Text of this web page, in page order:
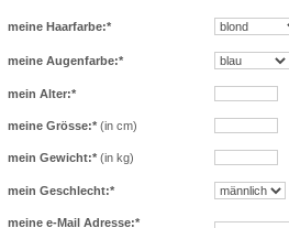
meine Haarfarbe:*
meine Augenfarbe:*
mein Alter:*
meine Grösse:*(in cm)
mein Gewicht:*(in kg)
mein Geschlecht:*
meine e-Mail Adresse:*